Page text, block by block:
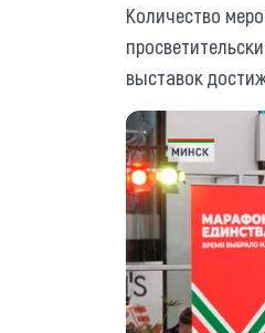
Количество
выставок